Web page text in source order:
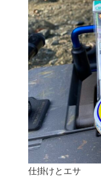
仕掛けとエサ